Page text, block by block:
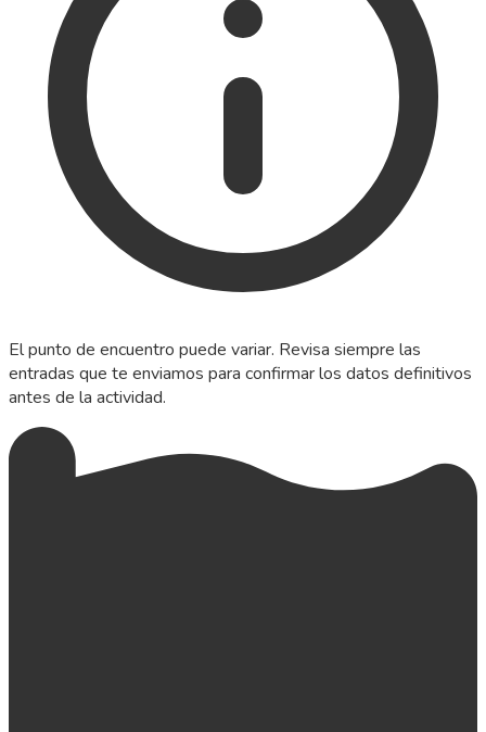
El punto de encuentro puede variar. Revisa siempre las
entradas que te enviamos para confirmar los datos definitivos
antes de la actividad.